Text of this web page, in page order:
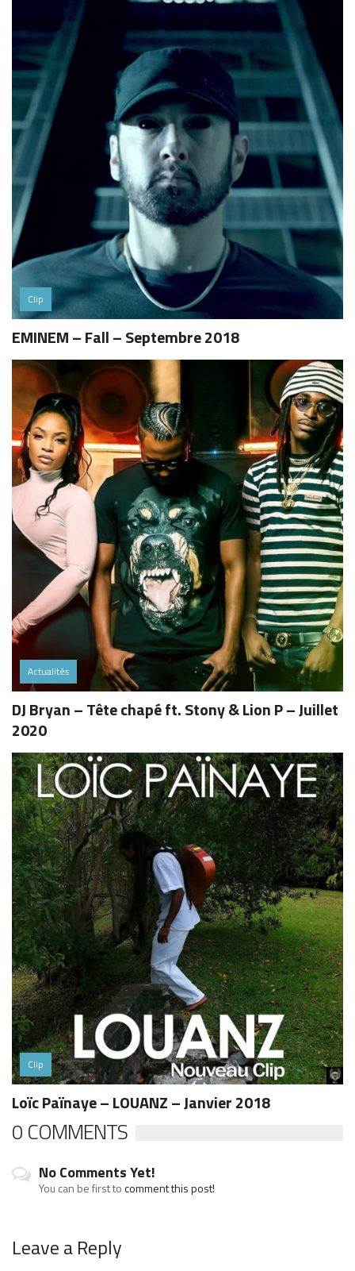
Clip
EMINEM – Fall – Septembre 2018
Actualités
DJ Bryan – Tête chapé ft. Stony & Lion P – Juillet
2020
Clip
Loïc Païnaye – LOUANZ – Janvier 2018
0 COMMENTS
No Comments Yet!
You can be first tocomment this post!
Leave a Reply